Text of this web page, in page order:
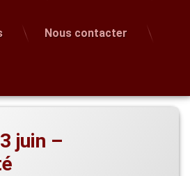
Nous contacter
juin –